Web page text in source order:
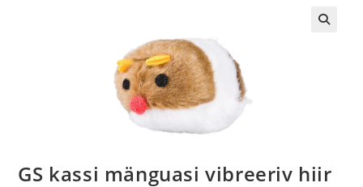
GS kassi mänguasi vibreeriv hiir